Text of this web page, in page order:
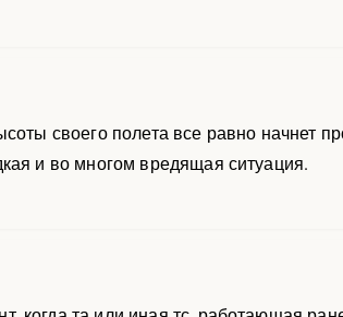
своего полета все равно начнет
и во многом вредящая ситуация.